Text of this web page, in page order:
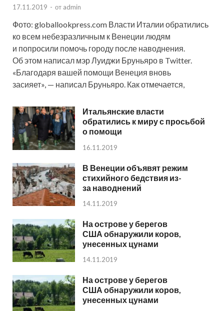
17.11.2019 - от admin
Фото: globallookpress.com Власти Италии обратились
ко всем небезразличным к Венеции людям
и попросили помочь городу после наводнения.
Об этом написал мэр Луиджи Бруньяро в Twitter.
«Благодаря вашей помощи Венеция вновь
засияет», — написал Бруньяро. Как отмечается,
Итальянские власти
обратились к миру с просьбой
о помощи
16.11.2019
В Венеции объявят режим
стихийного бедствия из-
за наводнений
14.11.2019
На острове у берегов
США обнаружили коров,
унесенных цунами
14.11.2019
На острове у берегов
США обнаружили коров,
унесенных цунами